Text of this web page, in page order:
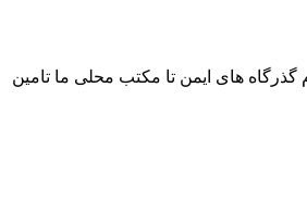
گذرگاه های ایمن تا مکتب محلی ما تامین